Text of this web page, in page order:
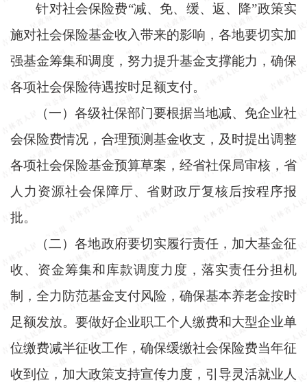
针对社会保险费“减、免、缓、返、降”政策实
施对社会保险基金收入带来的影响，各地要切实加
强基金筹集和调度，努力提升基金支撑能力，确保
各项社会保险待遇按时足额支付。
（一）各级社保部门要根据当地减、免企业社
会保险费情况，合理预测基金收支，及时提出调整
各项社会保险基金预算草案，经省社保局审核，省
人力资源社会保障厅、省财政厅复核后按程序报
批。
（二）各地政府要切实履行责任，加大基金征
收、资金筹集和库款调度力度，落实责任分担机
制，全力防范基金支付风险，确保基本养老金按时
足额发放。要做好企业职工个人缴费和大型企业单
位缴费减半征收工作，确保缓缴社会保险费当年征
收到位，加大政策支持宣传力度，引导灵活就业人